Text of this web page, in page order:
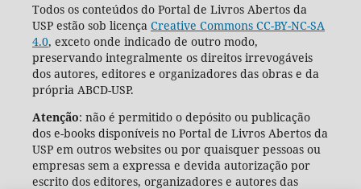
Todos os conteúdos do Portal de Livros Abertos da
USP estão sob licença Creative Commons CC-BY-NC-SA
4.0, exceto onde indicado de outro modo,
preservando integralmente os direitos irrevogáveis
dos autores, editores e organizadores das obras e da
própria ABCD-USP.
Atenção: não é permitido o depósito ou publicação
dos e-books disponíveis no Portal de Livros Abertos da
USP em outros websites ou por quaisquer pessoas ou
empresas sem a expressa e devida autorização por
escrito dos editores, organizadores e autores das